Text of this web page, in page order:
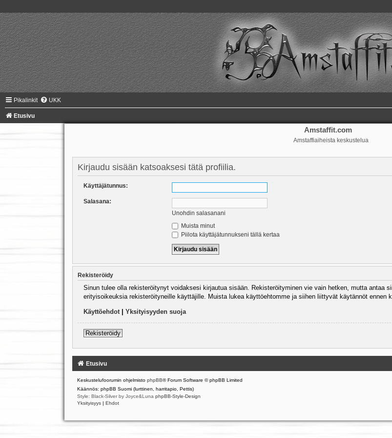
Pikalinkit UKK
Etusivu
Amstaffit.com
Amstaffiaiheista keskustelua
Kirjaudu sisään katsoaksesi tätä profiilia.
Käyttäjätunnus:
Salasana:
Unohdin salasanani
Muista minut
Piilota käyttäjätunnukseni tällä kertaa
Rekisteröidy
Sinun tulee olla rekisteröitynyt voidaksesi kirjautua sisään. Rekisteröityminen vie vain hetken, mutta antaa
erityisoikeuksia rekisteröityneille käyttäjille. Muista lukea käyttöehtomme ja siihen liittyvät käytännöt ennen
Käyttöehdot| Yksityisyyden suoja
Rekisteröidy
Etusivu
Keskustelufoorumin ohjelmisto phpBB® Forum Software © phpBB Limited
Käännös: phpBB Suomi (lurttinen, harritapio, Pettis)
Style: Black-Silver by Joyce&Luna phpBB-Style-Design
Yksityisyys | Ehdot